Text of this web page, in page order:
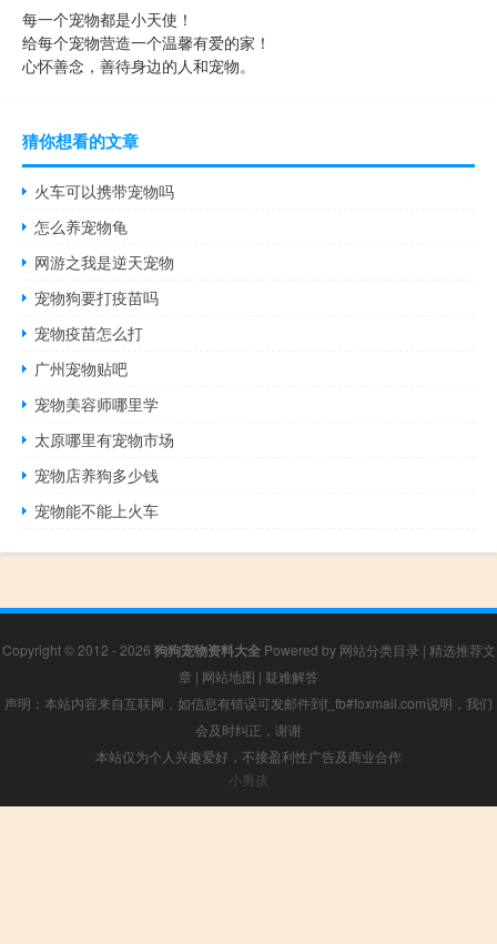
每一个宠物都是小天使！
给每个宠物营造一个温馨有爱的家！
心怀善念，善待身边的人和宠物。
猜你想看的文章
火车可以携带宠物吗
怎么养宠物龟
网游之我是逆天宠物
宠物狗要打疫苗吗
宠物疫苗怎么打
广州宠物贴吧
宠物美容师哪里学
太原哪里有宠物市场
宠物店养狗多少钱
宠物能不能上火车
Copyright © 2012 - 2026 狗狗宠物资料大全Powered by 网站分类目录 | 精选推荐文
章 | 网站地图 | 疑难解答
声明：本站内容来自互联网，如信息有错误可发邮件到f_fb#foxmail.com说明，我们
会及时纠正，谢谢
本站仅为个人兴趣爱好，不接盈利性广告及商业合作
小男孩